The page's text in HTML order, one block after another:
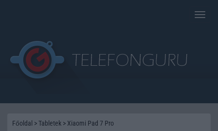
Toggle
Főoldal >Tabletek > Xiaomi Pad 7 Pro